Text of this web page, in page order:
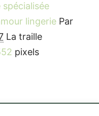
lingerie Par
La traille
pixels